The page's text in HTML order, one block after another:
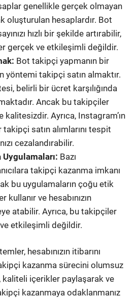
genellikle gerçek olmayan
oluşturulan hesaplardır. Bot
hızlı bir şekilde artırabilir,
gerçek ve etkileşimli değildir.
Bot takipçi yapmanın bir
yöntemi takipçi satın almaktır.
belirli bir ücret karşılığında
Ancak bu takipçiler
Ayrıca, Instagram’ın
satın alımlarını tespit
cezalandırabilir.
Bazı
takipçi kazanma imkanı
bu uygulamaların çoğu etik
ve hesabınızın
atabilir. Ayrıca, bu takipçiler
etkileşimli değildir.
hesabınızın itibarını
kazanma sürecini olumsuz
kaliteli içerikler paylaşarak ve
kazanmaya odaklanmanız